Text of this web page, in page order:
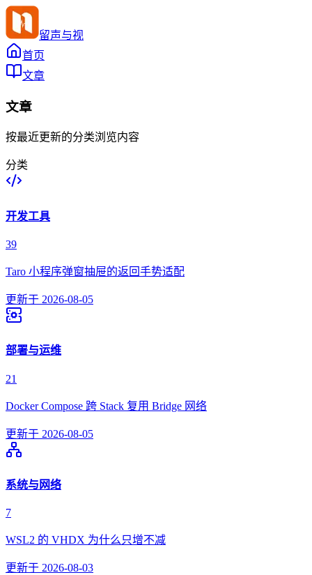
留声与视
首页
文章
文章
按最近更新的分类浏览内容
分类
开发工具
39
Taro 小程序弹窗抽屉的返回手势适配
更新于 2026-08-05
部署与运维
21
Docker Compose 跨 Stack 复用 Bridge 网络
更新于 2026-08-05
系统与网络
7
WSL2 的 VHDX 为什么只增不减
更新于 2026-08-03